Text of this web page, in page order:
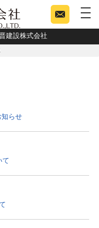
建設株式会社
らせ
て